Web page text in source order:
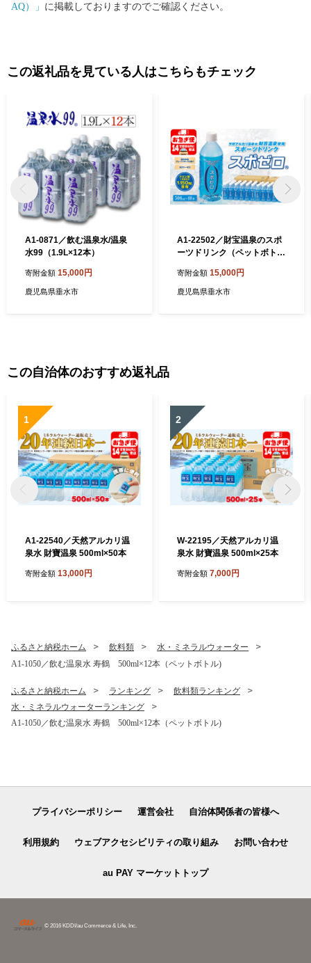
AQ）」 に掲載しておりますのでご確認ください。
この返礼品を見ている人はこちらもチェック
A1-0871／飲む温泉水/温泉
水99（1.9L×12本）
寄附金額 15,000円
鹿児島県垂水市
A1-22502／財宝温泉のスポ
ーツドリンク（ペットボト
寄附金額 15,000円
鹿児島県垂水市
この自治体のおすすめ返礼品
1
A1-22540／天然アルカリ温
泉水 財寶温泉 500ml×50本
寄附金額 13,000円
2
W-22195／天然アルカリ温
泉水 財寶温泉 500ml×25本
寄附金額 7,000円
ふるさと納税ホーム 飲料類
水・ミネラルウォーター
A1-1050／飲む温泉水 寿鶴 500ml×12本（ペットボトル)
ふるさと納税ホーム ランキング
飲料類ランキング
水・ミネラルウォーターランキング
A1-1050／飲む温泉水 寿鶴 500ml×12本（ペットボトル)
プライバシーポリシー 運営会社 自治体関係者の皆様へ
利用規約 ウェブアクセシビリティの取り組み お問い合わせ
au PAY マーケットトップ
© 2016 KDDI/au Commerce & Life, Inc.